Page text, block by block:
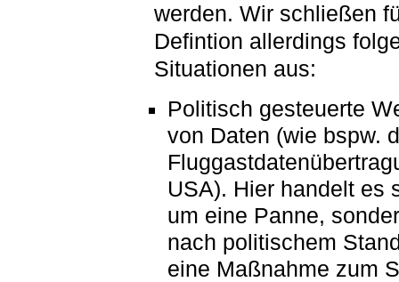
werden. Wir schließen
Defintion allerdings
Situationen aus:
Politisch gesteuerte
von Daten (wie bspw.
USA). Hier handelt es
um eine Panne,
nach politischem
eine Maßnahme zum